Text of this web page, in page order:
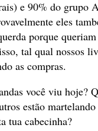
e 90% do grupo
eles
porque
tal qual nossos
as compras.
você viu hoje?
estão
tua cabecinha?